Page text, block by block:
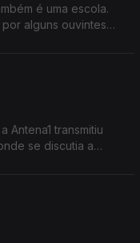
é uma escola.
alguns ouvintes
Antena1 transmitiu
se discutia a